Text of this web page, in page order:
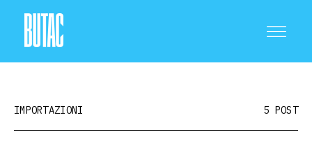
IMPORTAZIONI 5 POST